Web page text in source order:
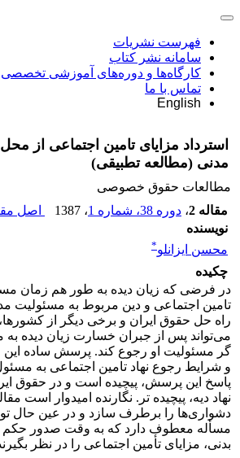
فهرست نشریات
سامانه نشر کتاب
کارگاه‌ها و دوره‌های آموزشی تخصصی
تماس با ما
English
استرداد مزایای تامین اجتماعی از
مدنی (مطالعه تطبیقی)
مطالعات حقوق خصوصی
مقاله 2
، دوره 38، شماره 1 ، 1387 اصل
نویسنده
محسن ایزانلو*
چکیده
در فرضی که زیان دیده به طور هم زمان
تامین اجتماعی و دین مربوط به مسئولیت
راه حل حقوق ایران و برخی دیگر از کشورها،
می‌تواند پس از جبران خسارت زیان دیده به
گر مسئولیت او رجوع کند. پرسش ساده این
و شرایط رجوع نهاد تامین اجتماعی به
پاسخ این پرسش، پیچیده است و در حقوق
نهاد دیه، پیچیده‌ تر. نگارنده امیدوار است
دشواری‌ها را برطرف سازد و در عین حال
مسأله معطوف دارد که به وقت صدور حکم
بدنی، مزایای تأمین اجتماعی را در نظر